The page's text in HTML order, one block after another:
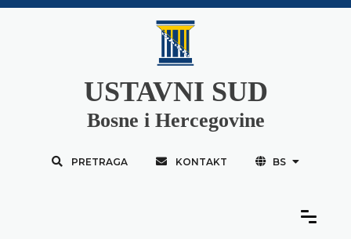
USTAVNI SUD
Bosne i Hercegovine
PRETRAGA KONTAKT BS